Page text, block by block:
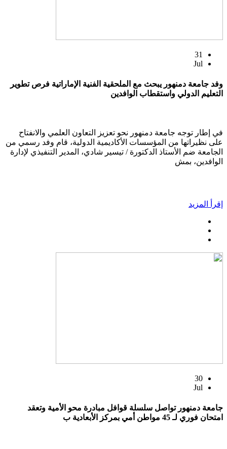
31
Jul
وفد جامعة دمنهور يبحث مع الملحقية الفنية الإماراتية فرص تطوير
التعليم الدولي واستقطاب الوافدين
في إطار توجه جامعة دمنهور نحو تعزيز التعاون العلمي والانفتاح
على نظيراتها من المؤسسات الأكاديمية الدولية، قام وفد رسمي من
الجامعة ضم الأستاذ الدكتورة / تيسير شادي، المدير التنفيذي لإدارة
الوافدين، بمش
إقرأ المزيد
30
Jul
جامعة دمنهور تواصل سلسلة قوافل مبادرة محو الأمية وتعقد
امتحان فوري لـ 45 مواطن أمي بمركز الأبعادية ب